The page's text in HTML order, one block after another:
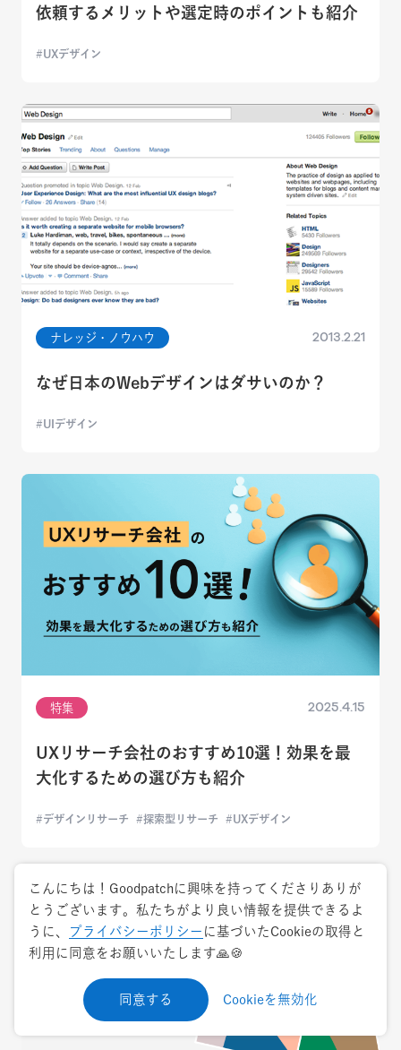
依頼するメリットや選定時のポイントも紹介
UXデザイン
ナレッジ・ノウハウ 2013.2.21
なぜ日本のWebデザインはダサいのか？
UIデザイン
特集 2025.4.15
UXリサーチ会社のおすすめ10選！効果を最
大化するための選び方も紹介
デザインリサーチ 探索型リサーチ UXデザイン
こんにちは！Goodpatchに興味を持ってくださりありが
とうございます。私たちがより良い情報を提供できるよ
うに、
プライバシーポリシー に基づいたCookieの取得と
利用に同意をお願いいたします🙏🍪
同意する Cookieを無効化